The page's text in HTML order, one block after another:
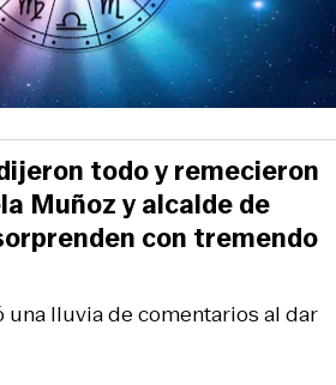
una lluvia de comentarios al dar
todo y remecieron
Muñoz y alcalde de
con tremendo